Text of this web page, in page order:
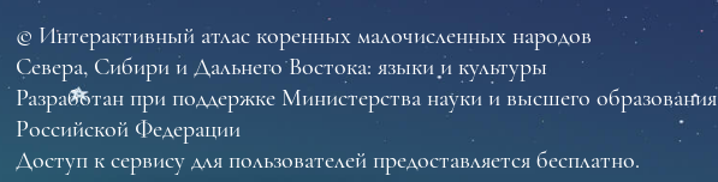
© Интерактивный атлас коренных малочисленных народов
Севера, Сибири и Дальнего Востока: языки и культуры
Разработан при поддержке Министерства науки и высшего образования
Российской Федерации
Доступ к сервису для пользователей предоставляется бесплатно.